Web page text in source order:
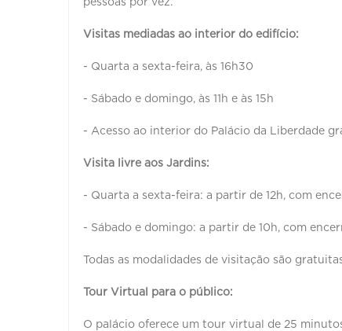
pessoas por vez.
Visitas mediadas ao interior do edifício:
- Quarta a sexta-feira, às 16h30
- Sábado e domingo, às 11h e às 15h
- Acesso ao interior do Palácio da Liberdade
Visita livre aos Jardins:
- Quarta a sexta-feira: a partir de 12h, com
- Sábado e domingo: a partir de 10h, com
Todas as modalidades de visitação são
Tour Virtual para o público:
O palácio oferece um tour virtual de 25